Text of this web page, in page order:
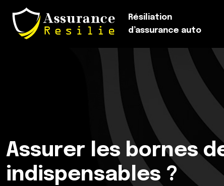
Résiliation
d’assurance auto
Assurer les bornes
indispensables ?